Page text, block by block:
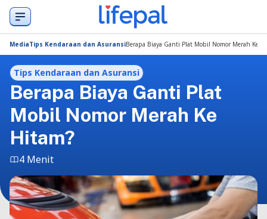
MediaTips Kendaraan dan AsuransiBerapa Biaya Ganti Plat Mobil Nomor Merah Ke
Tips Kendaraan dan Asuransi
Berapa Biaya Ganti Plat
Mobil Nomor Merah Ke
Hitam?
4 Menit